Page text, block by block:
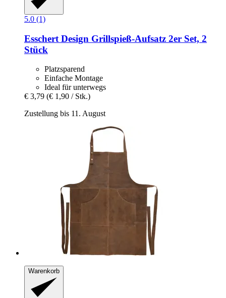
5.0 (1)
Esschert Design Grillspieß-​Aufsatz 2er Set, 2
Stück
Platzsparend
Einfache Montage
Ideal für unterwegs
€ 3,79 (€ 1,90 / Stk.)
Zustellung bis 11. August
Warenkorb